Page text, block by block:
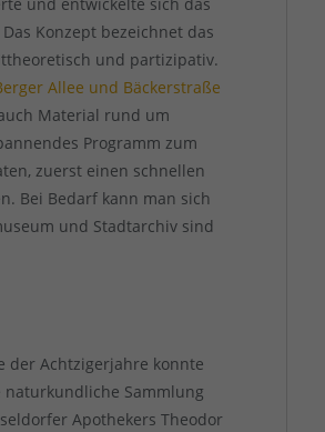
Konzept bezeichnet das
und partizipativ.
Allee und Bäckerstraße
Material rund um
Programm zum
zuerst einen schnellen
Bei Bedarf kann man sich
und Stadtarchiv sind
der Achtzigerjahre konnte
naturkundliche Sammlung
Apothekers Theodor